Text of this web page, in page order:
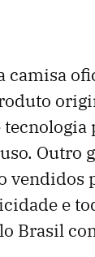
Outro
vendidos
e
Brasil